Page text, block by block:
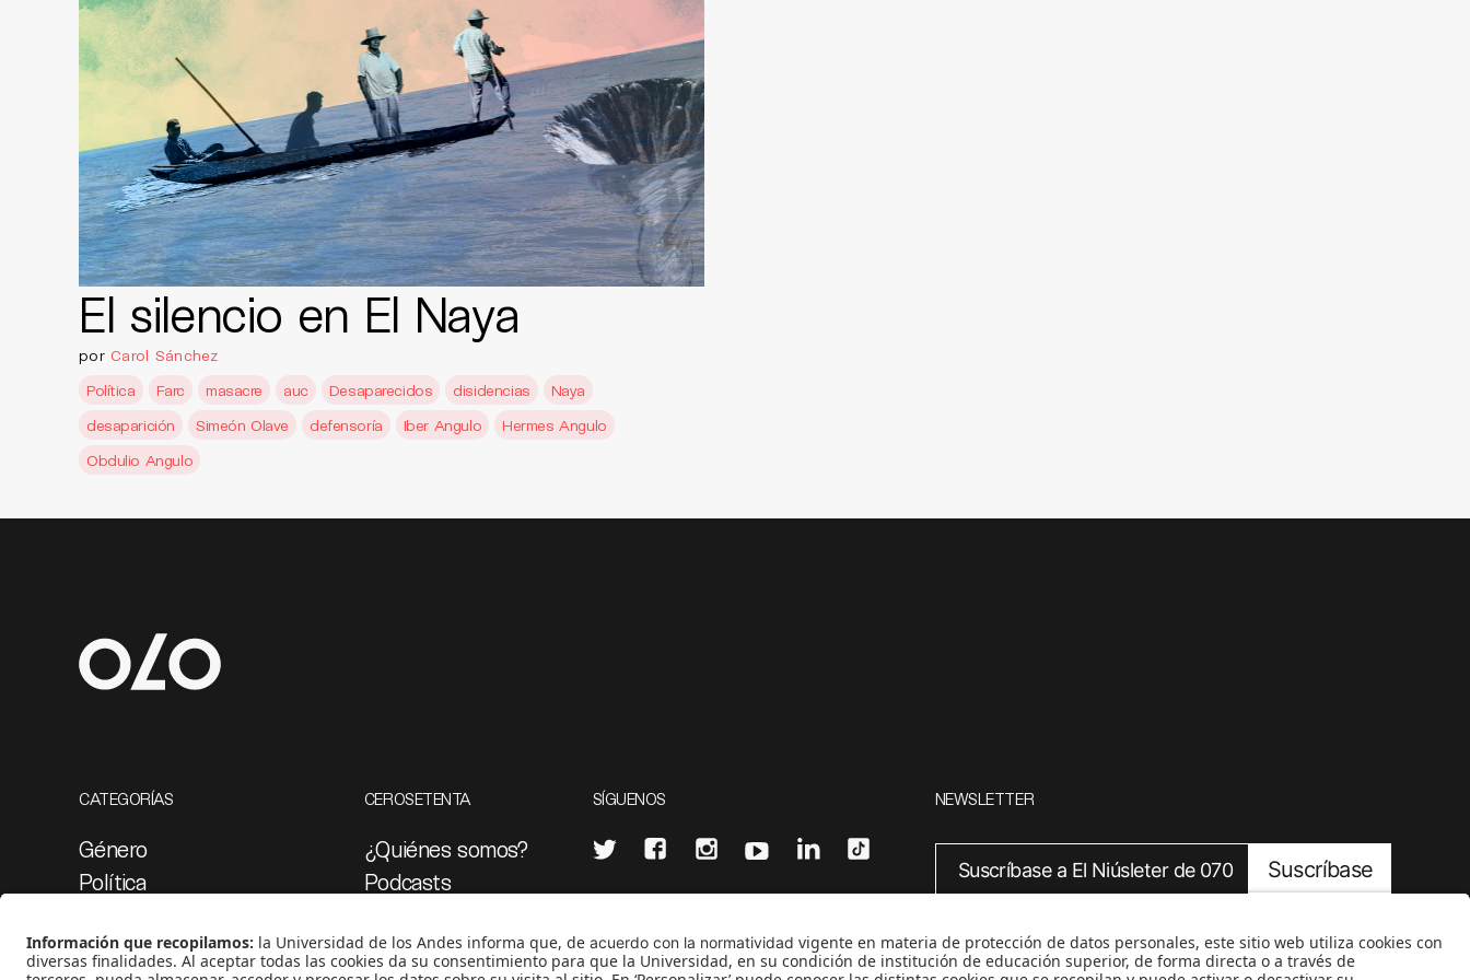
El silencio en El Naya
por Carol Sánchez
Política
Farc masacre auc Desaparecidos disidencias
Naya
desaparición
Simeón Olave defensoría Iber Angulo
Hermes Angulo
Obdulio Angulo
CATEGORÍAS
Género
Política
Medio ambiente
CEROSETENTA
¿Quiénes somos?
Podcasts
Proyectos 070
SÍGUENOS
CONTÁCTANOS
NEWSLETTER
Suscríbase